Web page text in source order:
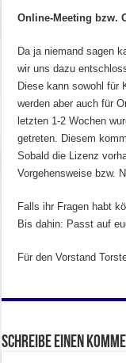
Online-Meeting bzw.
Da ja niemand sagen
wir uns dazu
Diese kann sowohl für
werden aber auch für
letzten 1-2 Wochen
getreten. Diesem
Sobald die Lizenz
Vorgehensweise bzw.
Falls ihr Fragen habt
Bis dahin: Passt auf
Für den Vorstand
Schreibe einen